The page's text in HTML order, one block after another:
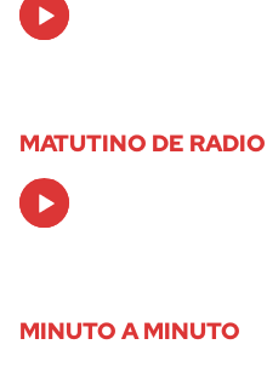
Player
MATUTINO DE
Audio
Player
MINUTO A MINUTO